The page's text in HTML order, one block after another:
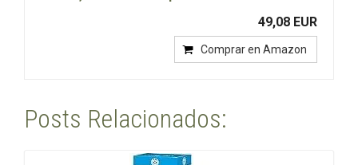
49,08 EUR
Comprar en Amazon
Posts Relacionados: